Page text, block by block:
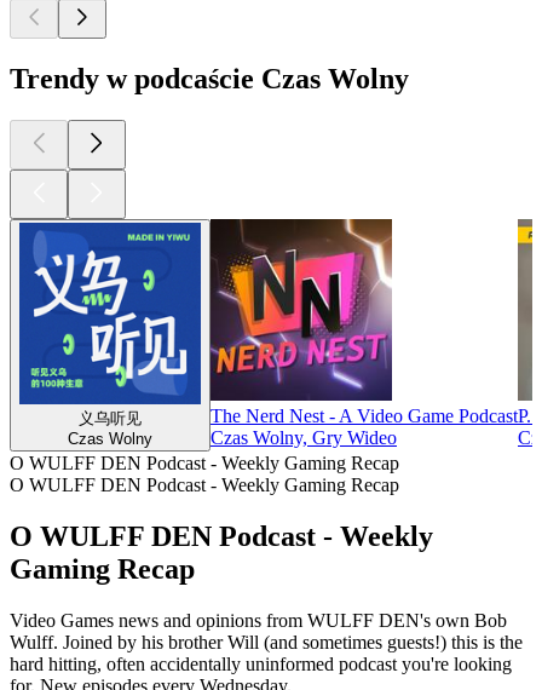
Trendy w podcaście Czas Wolny
义乌听见
Czas Wolny
The Nerd Nest - A Video Game Podcast
Czas Wolny, Gry Wideo
O WULFF DEN Podcast - Weekly Gaming Recap
O WULFF DEN Podcast - Weekly Gaming Recap
O WULFF DEN Podcast - Weekly
Gaming Recap
Video Games news and opinions from WULFF DEN's own Bob
Wulff. Joined by his brother Will (and sometimes guests!) this is the
hard hitting, often accidentally uninformed podcast you're looking
for. New episodes every Wednesday.